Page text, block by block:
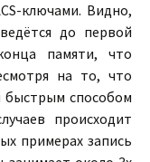
ключами. Видно,
до первой
памяти, что
на то, что
быстрым способом
происходит
примерах запись